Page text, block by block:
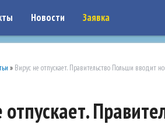
Новости Заявка
» Вирус не отпускает. Правительство Польши вводит
отпускает.